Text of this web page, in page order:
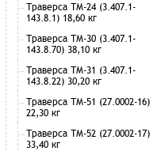
Траверса ТМ-24 (3.407.1-
143.8.1) 18,60 кг
Траверса ТМ-30 (3.407.1-
143.8.70) 38,10 кг
Траверса ТМ-31 (3.407.1-
143.8.22) 30,20 кг
Траверса ТМ-51 (27.0002-16)
22,30 кг
Траверса ТМ-52 (27.0002-17)
33,40 кг